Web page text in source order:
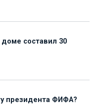
составил 30
президента ФИФА?